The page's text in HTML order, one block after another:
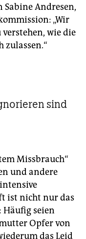
Andresen,
„Wir
wie die
zulassen.“
sind
Missbrauch“
und andere
ist nicht nur das
Häufig seien
Opfer von
das Leid